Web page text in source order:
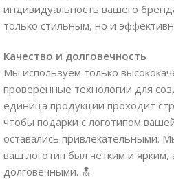
индивидуальность вашего
только стильным, но и
Качество и долговечность
Мы используем только
проверенные технологии для
единица продукции проходит
чтобы подарки с логотипом
оставались привлекательными.
ваш логотип был четким и ярким,
долговечными. 🔝